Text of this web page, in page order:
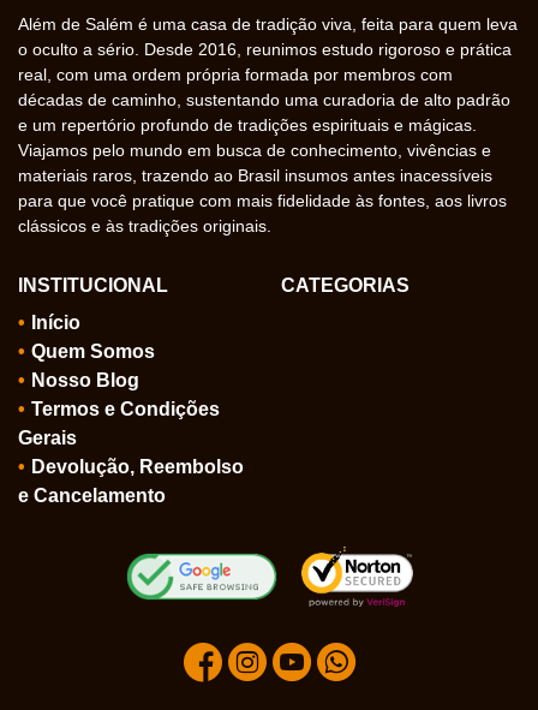
Além de Salém é uma casa de tradição viva, feita para quem leva
o oculto a sério. Desde 2016, reunimos estudo rigoroso e prática
real, com uma ordem própria formada por membros com
décadas de caminho, sustentando uma curadoria de alto padrão
e um repertório profundo de tradições espirituais e mágicas.
Viajamos pelo mundo em busca de conhecimento, vivências e
materiais raros, trazendo ao Brasil insumos antes inacessíveis
para que você pratique com mais fidelidade às fontes, aos livros
clássicos e às tradições originais.
INSTITUCIONAL
Início
Quem Somos
Nosso Blog
Termos e Condições
Gerais
Devolução, Reembolso
e Cancelamento
CATEGORIAS